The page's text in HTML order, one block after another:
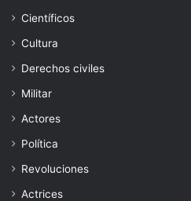
Científicos
Cultura
Derechos civiles
Militar
Actores
Política
Revoluciones
Actrices